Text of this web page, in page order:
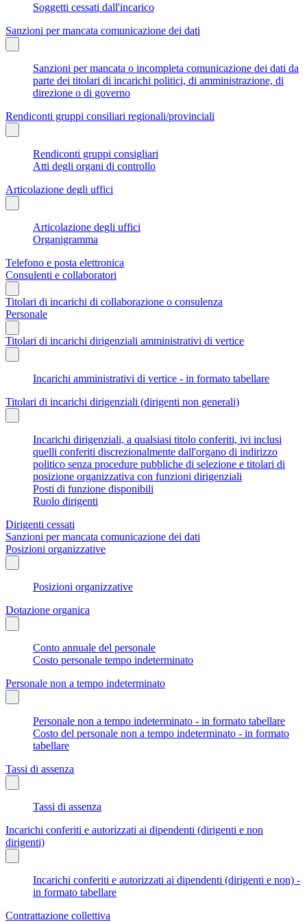
Soggetti cessati dall'incarico
Sanzioni per mancata comunicazione dei dati
Sanzioni per mancata o incompleta comunicazione dei dati da
parte dei titolari di incarichi politici, di amministrazione, di
direzione o di governo
Rendiconti gruppi consiliari regionali/provinciali
Rendiconti gruppi consigliari
Atti degli organi di controllo
Articolazione degli uffici
Articolazione degli uffici
Organigramma
Telefono e posta elettronica
Consulenti e collaboratori
Titolari di incarichi di collaborazione o consulenza
Personale
Titolari di incarichi dirigenziali amministrativi di vertice
Incarichi amministrativi di vertice - in formato tabellare
Titolari di incarichi dirigenziali (dirigenti non generali)
Incarichi dirigenziali, a qualsiasi titolo conferiti, ivi inclusi
quelli conferiti discrezionalmente dall'organo di indirizzo
politico senza procedure pubbliche di selezione e titolari di
posizione organizzativa con funzioni dirigenziali
Posti di funzione disponibili
Ruolo dirigenti
Dirigenti cessati
Sanzioni per mancata comunicazione dei dati
Posizioni organizzative
Posizioni organizzative
Dotazione organica
Conto annuale del personale
Costo personale tempo indeterminato
Personale non a tempo indeterminato
Personale non a tempo indeterminato - in formato tabellare
Costo del personale non a tempo indeterminato - in formato
tabellare
Tassi di assenza
Tassi di assenza
Incarichi conferiti e autorizzati ai dipendenti (dirigenti e non
dirigenti)
Incarichi conferiti e autorizzati ai dipendenti (dirigenti e non) -
in formato tabellare
Contrattazione collettiva